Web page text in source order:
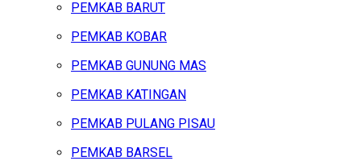
PEMKAB BARUT
PEMKAB KOBAR
PEMKAB GUNUNG MAS
PEMKAB KATINGAN
PEMKAB PULANG PISAU
PEMKAB BARSEL